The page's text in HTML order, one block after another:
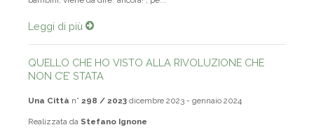
Leggi di più
QUELLO CHE HO VISTO ALLA RIVOLUZIONE CHE
NON C’E’ STATA
Una Città n° 298 / 2023 dicembre 2023 - gennaio 2024
Realizzata da Stefano Ignone